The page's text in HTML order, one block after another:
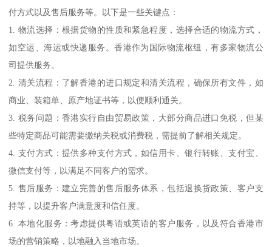
付方式以及售后服务等。以下是一些关键点：
1. 物流选择：根据货物的性质和紧急程度，选择合适的物流方式，
如空运、海运或快递服务。香港作为国际物流枢纽，有多家物流公
司提供服务。
2. 清关流程：了解香港的进口规定和清关流程，确保所有文件，如
商业、装箱单、原产地证书等，以便顺利通关。
3. 税务问题：香港实行自由贸易政策，大部分商品进口免税，但某
些特定商品可能需要缴纳关税或消费税，需提前了解相关规定。
4. 支付方式：提供多种支付方式，如信用卡、银行转账、支付宝、
微信支付等，以满足不同客户的需求。
5. 售后服务：建立完善的售后服务体系，包括退换货政策、客户支
持等，以提升客户满意度和信任度。
6. 本地化服务：考虑提供粤语或英语的客户服务，以及符合香港市
场的营销策略，以地融入当地市场。